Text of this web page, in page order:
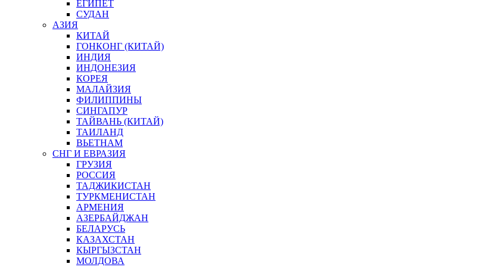
ЕГИПЕТ
СУДАН
АЗИЯ
КИТАЙ
ГОНКОНГ (КИТАЙ)
ИНДИЯ
ИНДОНЕЗИЯ
КОРЕЯ
МАЛАЙЗИЯ
ФИЛИППИНЫ
СИНГАПУР
ТАЙВАНЬ (КИТАЙ)
ТАИЛАНД
ВЬЕТНАМ
СНГ И ЕВРАЗИЯ
ГРУЗИЯ
РОССИЯ
ТАДЖИКИСТАН
ТУРКМЕНИСТАН
АРМЕНИЯ
АЗЕРБАЙДЖАН
БЕЛАРУСЬ
КАЗАХСТАН
КЫРГЫЗСТАН
МОЛДОВА